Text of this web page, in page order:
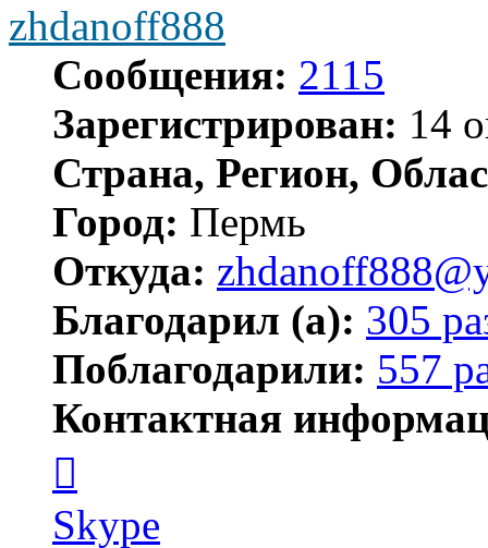
zhdanoff888
Сообщения: 2115
Зарегистрирован: 14
Страна, Регион,
Город: Пермь
Откуда:
Благодарил (а): 305
Поблагодарили: 557
Контактная
пользователя
zhdanoff888
Skype